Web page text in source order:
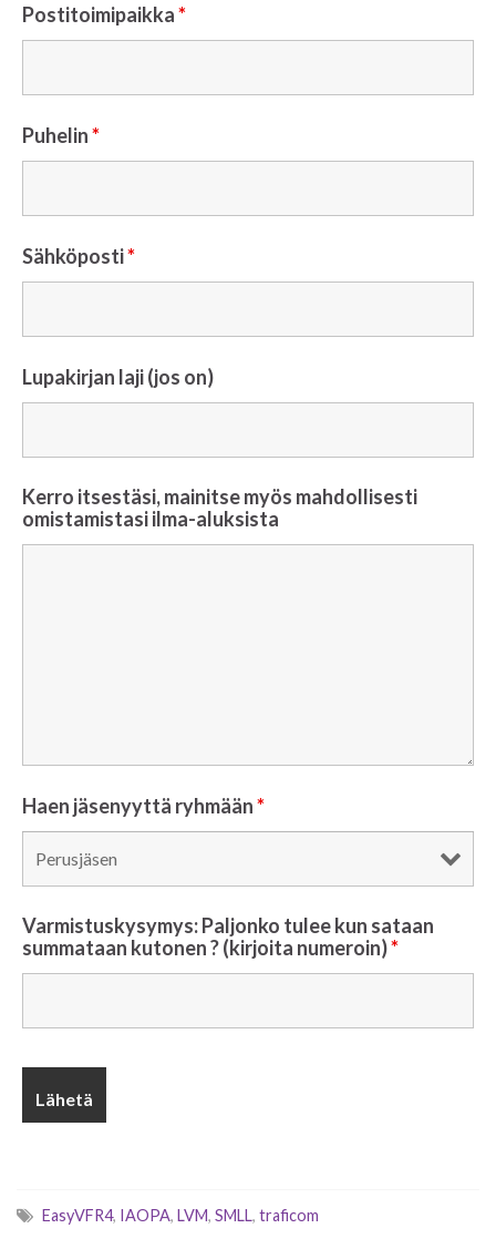
Postitoimipaikka*
Puhelin*
Sähköposti*
Lupakirjan laji (jos on)
Kerro itsestäsi, mainitse myös mahdollisesti
omistamistasi ilma-aluksista
Haen jäsenyyttä ryhmään*
Varmistuskysymys: Paljonko tulee kun sataan
summataan kutonen ? (kirjoita numeroin)*
EasyVFR4, IAOPA, LVM, SMLL, traficom